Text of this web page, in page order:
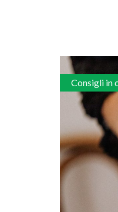
Consigli in